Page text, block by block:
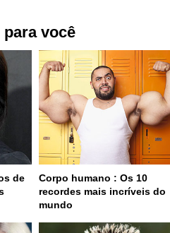
para você
de
Corpo humano : Os 10
recordes mais incríveis do
mundo